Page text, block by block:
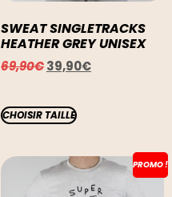
SWEAT SINGLETRACKS
HEATHER GREY UNISEX
69,90€39,90€
CHOISIR TAILLE
PROMO !